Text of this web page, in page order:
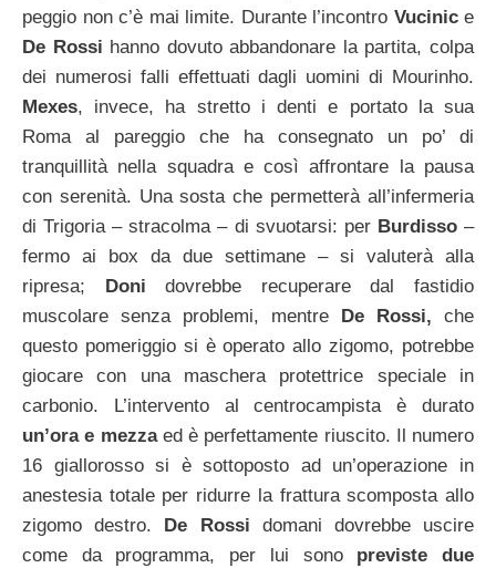
peggio non c’è mai limite. Durante l’incontro Vucinice
De Rossi hanno dovuto abbandonare la partita, colpa
dei numerosi falli effettuati dagli uomini di Mourinho.
Mexes, invece, ha stretto i denti e portato la sua
Roma al pareggio che ha consegnato un po’ di
tranquillità nella squadra e così affrontare la pausa
con serenità. Una sosta che permetterà all’infermeria
di Trigoria – stracolma – di svuotarsi: per Burdisso–
fermo ai box da due settimane – si valuterà alla
ripresa;
Doni dovrebbe recuperare dal fastidio
muscolare senza problemi, mentre
De Rossi, che
questo pomeriggio si è operato allo zigomo, potrebbe
giocare con una maschera protettrice speciale in
carbonio.
L’intervento al centrocampista è durato
un’ora e mezza ed è perfettamente riuscito. Il numero
16 giallorosso si è sottoposto ad un’operazione in
anestesia totale per ridurre la frattura scomposta allo
zigomo destro. De Rossi domani dovrebbe uscire
come da programma, per lui sono previste due